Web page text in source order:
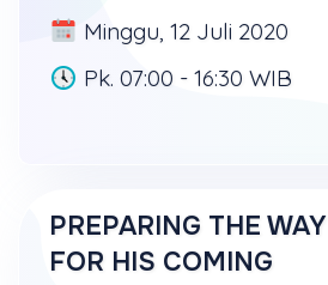
Minggu, 12 Juli 2020
Pk. 07:00 - 16:30 WIB
PREPARING THE WAY
FOR HIS COMING